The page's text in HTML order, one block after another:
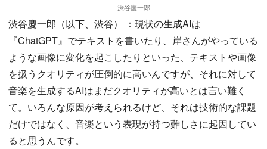
渋谷慶一郎
渋谷慶一郎（以下、渋谷） ：現状の生成AIは
『ChatGPT』でテキストを書いたり、岸さんがやっている
ような画像に変化を起こしたりといった、テキストや画像
を扱うクオリティが圧倒的に高いんですが、それに対して
音楽を生成するAIはまだクオリティが高いとは言い難く
て。いろんな原因が考えられるけど、それは技術的な課題
だけではなく、音楽という表現が持つ難しさに起因してい
ると思うんです。